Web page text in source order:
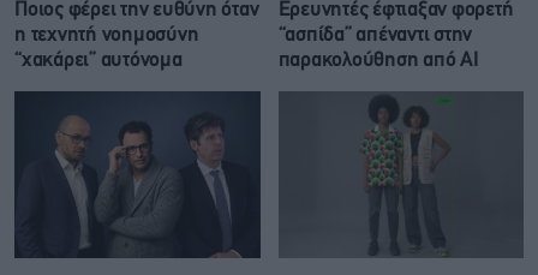
Ποιος φέρει την ευθύνη όταν
η τεχνητή νοημοσύνη
“χακάρει” αυτόνομα
Ερευνητές έφτιαξαν φορετή
“ασπίδα” απέναντι στην
παρακολούθηση από AI